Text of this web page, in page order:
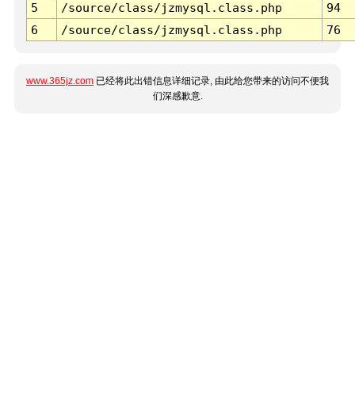
5
/source/class/jzmysql.class.php
94
6
/source/class/jzmysql.class.php 76
www.365jz.com 已经将此出错信息详细记录, 由此给您带来的访问不便我
们深感歉意.